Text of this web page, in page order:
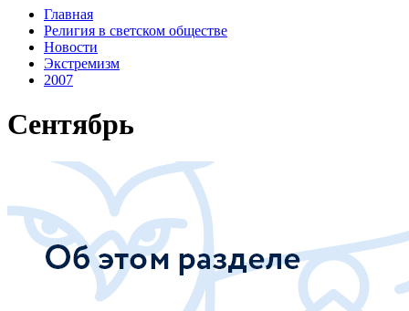
Главная
Религия в светском обществе
Новости
Экстремизм
2007
Сентябрь